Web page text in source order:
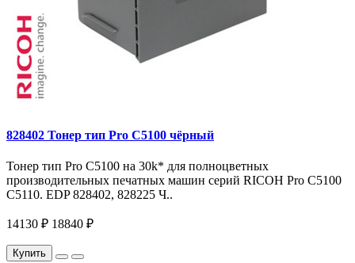
828402 Тонер тип Pro C5100 чёрный
Тонер тип Pro C5100 на 30k* для полноцветных
производительных печатных машин серий RICOH Pro C5100
C5110. EDP 828402, 828225 Ч..
14130 ₽ 18840 ₽
Купить